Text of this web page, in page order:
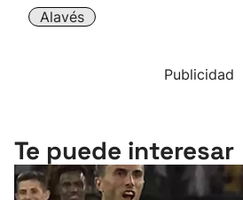
Alavés
Publicidad
Te puede interesar